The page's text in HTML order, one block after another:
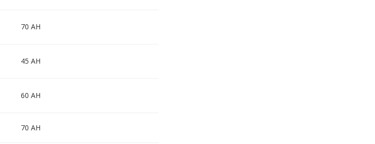
70 AH
45 AH
60 AH
70 AH